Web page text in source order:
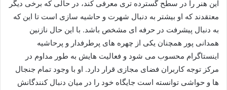
این هنر را در سطح گسترده‌ تری معرفی کند، در حالی که برخی دیگر
معتقدند که او بیشتر به دنبال شهرت و حاشیه‌ سازی است تا این که
به دنبال پیشرفت در حرفه‌ ای مشخص باشد. با این حال نازنین
همدانی پور همچنان یکی از چهره‌ های پرطرفدار و پرحاشیه
اینستاگرام محسوب می‌ شود و فعالیت‌ هایش به طور مداوم در
مرکز توجه کاربران فضای مجازی قرار دارد. او با وجود تمام جنجال‌
ها و حواشی توانسته است جایگاه خود را در میان دنبال‌ کنندگانش